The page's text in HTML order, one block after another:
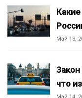
Май 13,
что
Май 14,